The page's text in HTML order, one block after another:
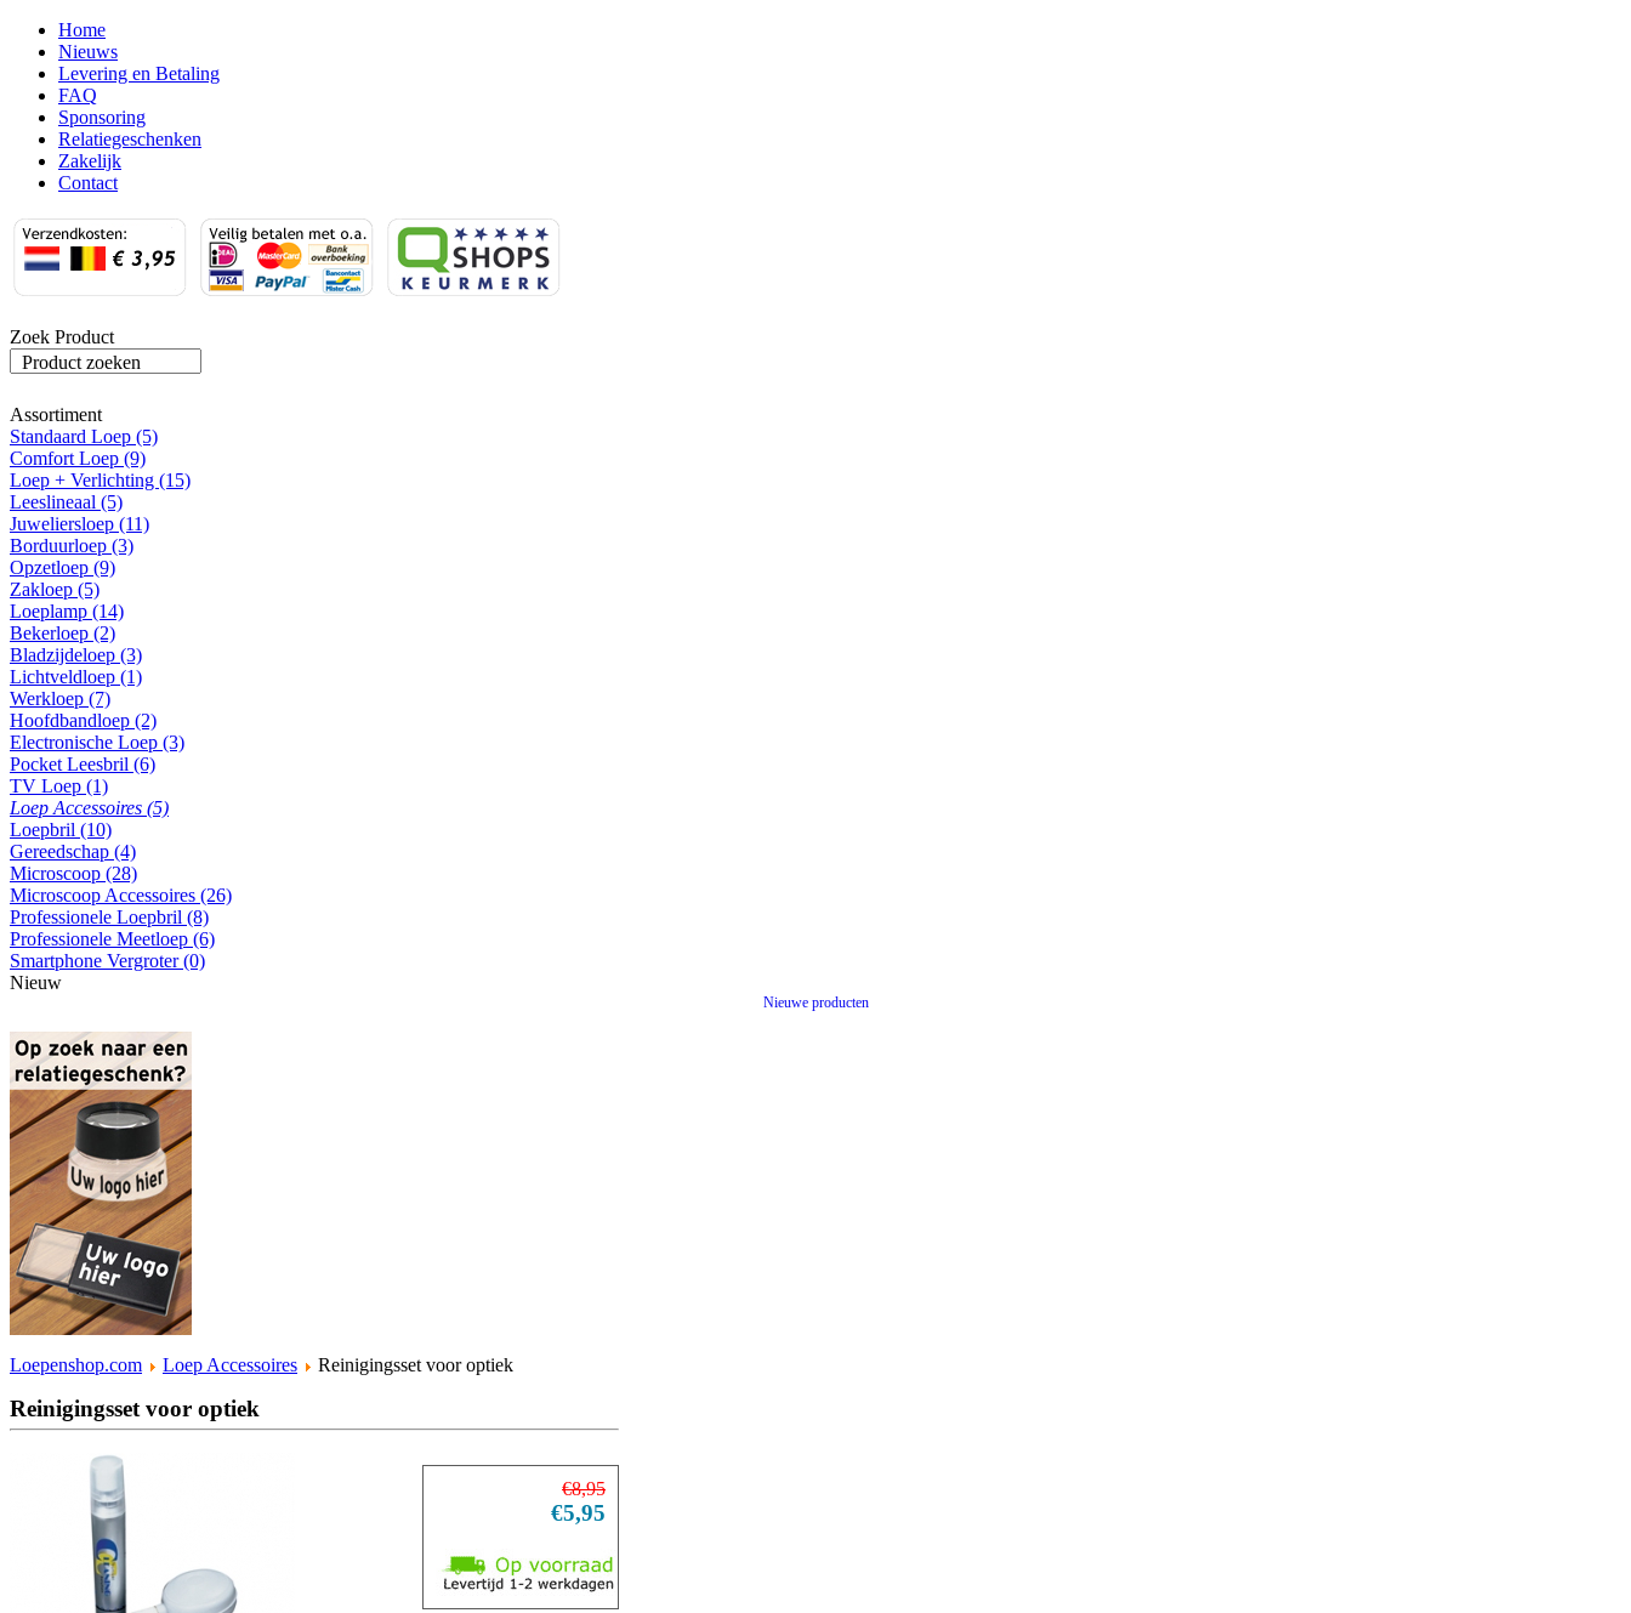
Home
Nieuws
Levering en Betaling
FAQ
Sponsoring
Relatiegeschenken
Zakelijk
Contact
Zoek Product
Product zoeken
Assortiment
Standaard Loep (5)
Comfort Loep (9)
Loep + Verlichting (15)
Leeslineaal (5)
Juweliersloep (11)
Borduurloep (3)
Opzetloep (9)
Zakloep (5)
Loeplamp (14)
Bekerloep (2)
Bladzijdeloep (3)
Lichtveldloep (1)
Werkloep (7)
Hoofdbandloep (2)
Electronische Loep (3)
Pocket Leesbril (6)
TV Loep (1)
Loep Accessoires (5)
Loepbril (10)
Gereedschap (4)
Microscoop (28)
Microscoop Accessoires (26)
Professionele Loepbril (8)
Professionele Meetloep (6)
Smartphone Vergroter (0)
Nieuw
Nieuwe producten
Loepenshop.com Loep Accessoires Reinigingsset voor optiek
Reinigingsset voor optiek
€8,95
€5,95